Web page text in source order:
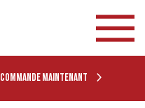
COMMANDE MAINTENANT